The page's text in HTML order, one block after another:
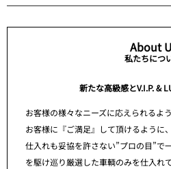
About
私たちにつ
新たな高級感とV.I.P. &
お客様の様々なニーズに応えられるよ
お客様に『ご満足』して頂けるように
仕入れも妥協を許さない”プロの目”で
を駆け巡り厳選した車輌のみを仕入れ